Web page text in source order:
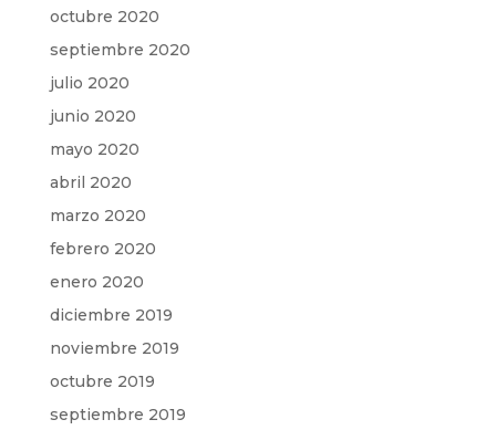
octubre 2020
septiembre 2020
julio 2020
junio 2020
mayo 2020
abril 2020
marzo 2020
febrero 2020
enero 2020
diciembre 2019
noviembre 2019
octubre 2019
septiembre 2019